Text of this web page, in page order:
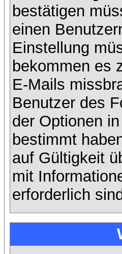
bestätigen
einen
Einstellung
bekommen es
E-Mails
Benutzer des
der Optionen
bestimmt
auf Gültigkeit
mit
erforderlich